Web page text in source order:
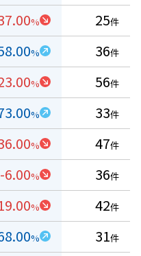
% 25件
% 36件
% 56件
% 33件
% 47件
-6.00% 36件
% 42件
% 31件